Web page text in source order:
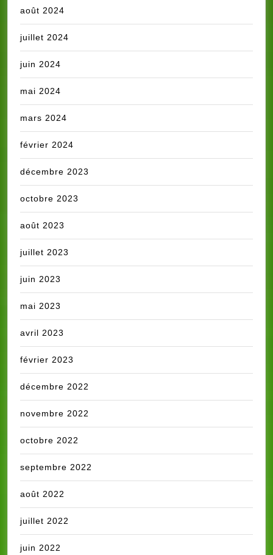
août 2024
juillet 2024
juin 2024
mai 2024
mars 2024
février 2024
décembre 2023
octobre 2023
août 2023
juillet 2023
juin 2023
mai 2023
avril 2023
février 2023
décembre 2022
novembre 2022
octobre 2022
septembre 2022
août 2022
juillet 2022
juin 2022